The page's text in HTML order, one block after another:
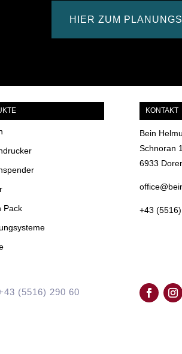
HIER ZUM
Pack
KONTAKT
Bein
Schnoran
6933
+43
(5516) 290 60